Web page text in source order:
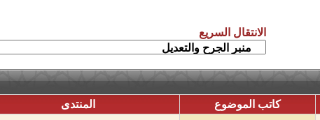
الانتقال السريع
كاتب الموضوع المنتدى